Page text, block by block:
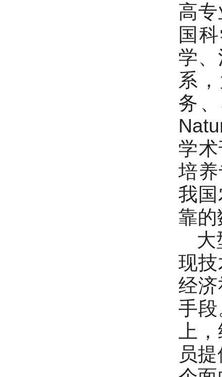
高
国
学
系
务
学
培
我
靠的
大
现
经
手
上
员